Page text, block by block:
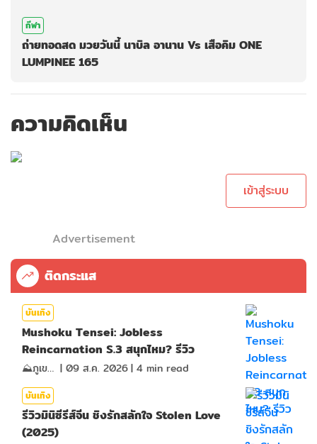
กีฬา
ถ่ายทอดสด มวยวันนี้ นาบิล อานาน Vs เสือคิม ONE
LUMPINEE 165
ความคิดเห็นกรุณาเข้าสู่ระบบ
เข้าสู่ระบบ
Advertisement
ติดกระแส
บันเทิง
Mushoku Tensei: Jobless
Reincarnation S.3 สนุกไหม? รีวิว
⛰️ภูเขาเล่าไปเรื่อย⛰️ | 09 ส.ค. 2026| 4 min read
บันเทิง
รีวิวมินิซีรีส์จีน ชิงรักสลักใจ Stolen Love
(2025)